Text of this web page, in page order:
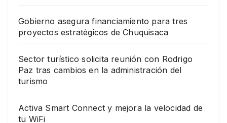
Gobierno asegura financiamiento para tres
proyectos estratégicos de Chuquisaca
Sector turístico solicita reunión con Rodrigo
Paz tras cambios en la administración del
turismo
Activa Smart Connect y mejora la velocidad de
tu WiFi